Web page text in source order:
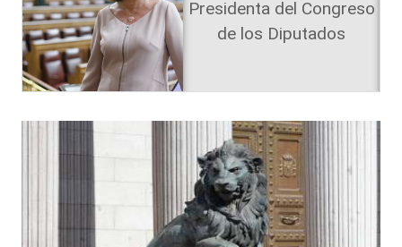
Presidenta del Congreso
de los Diputados